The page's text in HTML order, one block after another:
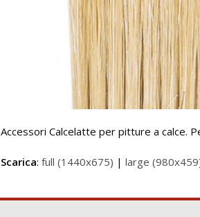
Accessori Calcelatte per pitture a calce.
Scarica: full (1440x675) | large